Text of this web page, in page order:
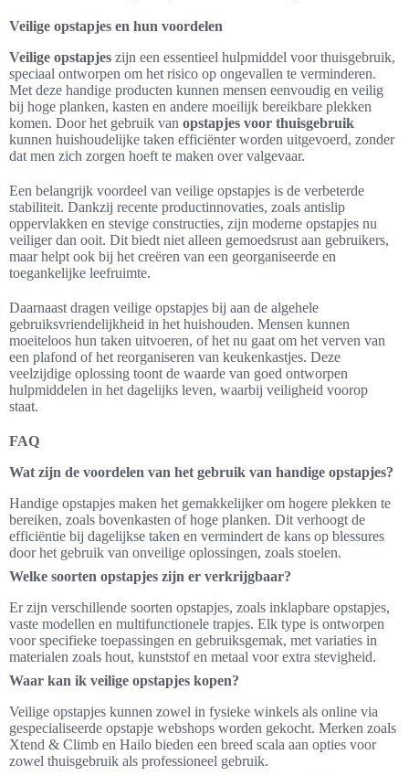
Veilige opstapjes en hun voordelen
Veilige opstapjes zijn een essentieel hulpmiddel voor thuisgebruik,
speciaal ontworpen om het risico op ongevallen te verminderen.
Met deze handige producten kunnen mensen eenvoudig en veilig
bij hoge planken, kasten en andere moeilijk bereikbare plekken
komen. Door het gebruik van opstapjes voor thuisgebruik
kunnen huishoudelijke taken efficiënter worden uitgevoerd, zonder
dat men zich zorgen hoeft te maken over valgevaar.
Een belangrijk voordeel van veilige opstapjes is de verbeterde
stabiliteit. Dankzij recente productinnovaties, zoals antislip
oppervlakken en stevige constructies, zijn moderne opstapjes nu
veiliger dan ooit. Dit biedt niet alleen gemoedsrust aan gebruikers,
maar helpt ook bij het creëren van een georganiseerde en
toegankelijke leefruimte.
Daarnaast dragen veilige opstapjes bij aan de algehele
gebruiksvriendelijkheid in het huishouden. Mensen kunnen
moeiteloos hun taken uitvoeren, of het nu gaat om het verven van
een plafond of het reorganiseren van keukenkastjes. Deze
veelzijdige oplossing toont de waarde van goed ontworpen
hulpmiddelen in het dagelijks leven, waarbij veiligheid voorop
staat.
FAQ
Wat zijn de voordelen van het gebruik van handige opstapjes?
Handige opstapjes maken het gemakkelijker om hogere plekken te
bereiken, zoals bovenkasten of hoge planken. Dit verhoogt de
efficiëntie bij dagelijkse taken en vermindert de kans op blessures
door het gebruik van onveilige oplossingen, zoals stoelen.
Welke soorten opstapjes zijn er verkrijgbaar?
Er zijn verschillende soorten opstapjes, zoals inklapbare opstapjes,
vaste modellen en multifunctionele trapjes. Elk type is ontworpen
voor specifieke toepassingen en gebruiksgemak, met variaties in
materialen zoals hout, kunststof en metaal voor extra stevigheid.
Waar kan ik veilige opstapjes kopen?
Veilige opstapjes kunnen zowel in fysieke winkels als online via
gespecialiseerde opstapje webshops worden gekocht. Merken zoals
Xtend & Climb en Hailo bieden een breed scala aan opties voor
zowel thuisgebruik als professioneel gebruik.